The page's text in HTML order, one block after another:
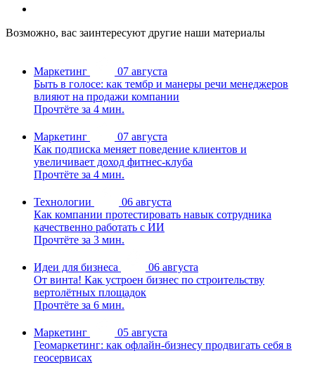
Возможно, вас заинтересуют другие наши материалы
Маркетинг
07 августа
Быть в голосе: как тембр и манеры речи менеджеров
влияют на продажи компании
Прочтёте за 4 мин.
Маркетинг
07 августа
Как подписка меняет поведение клиентов и
увеличивает доход фитнес-клуба
Прочтёте за 4 мин.
Технологии
06 августа
Как компании протестировать навык сотрудника
качественно работать с ИИ
Прочтёте за 3 мин.
Идеи для бизнеса
06 августа
От винта! Как устроен бизнес по строительству
вертолётных площадок
Прочтёте за 6 мин.
Маркетинг
05 августа
Геомаркетинг: как офлайн-бизнесу продвигать себя в
геосервисах